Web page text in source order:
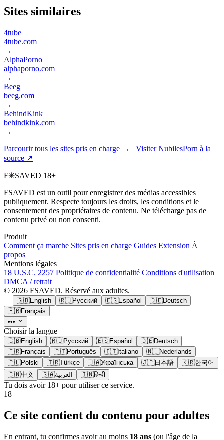
Sites similaires
4tube
4tube.com
→
AlphaPorno
alphaporno.com
→
Beeg
beeg.com
→
BehindKink
behindkink.com
→
Parcourir tous les sites pris en charge →
Visiter NubilesPorn à la
source ↗
F✳SAVED 18+
FSAVED est un outil pour enregistrer des médias accessibles
publiquement. Respecte toujours les droits, les conditions et le
consentement des propriétaires de contenu. Ne télécharge pas de
contenu privé ou non consenti.
Produit
Comment ça marche Sites pris en charge Guides Extension À
propos
Mentions légales
18 U.S.C. 2257 Politique de confidentialité Conditions d'utilisation
DMCA / retrait
© 2026 FSAVED. Réservé aux adultes.
🇬🇧English 🇷🇺Русский 🇪🇸Español 🇩🇪Deutsch
🇫🇷Français
•••
Choisir la langue
🇬🇧English 🇷🇺Русский 🇪🇸Español 🇩🇪Deutsch
🇫🇷Français 🇵🇹Português 🇮🇹Italiano 🇳🇱Nederlands
🇵🇱Polski 🇹🇷Türkçe 🇺🇦Українська 🇯🇵日本語 🇰🇷한국어
🇨🇳中文 🇸🇦العربية 🇮🇳हिन्दी
Tu dois avoir 18+ pour utiliser ce service.
18+
Ce site contient du contenu pour adultes
En entrant, tu confirmes avoir au moins 18 ans (ou l'âge de la